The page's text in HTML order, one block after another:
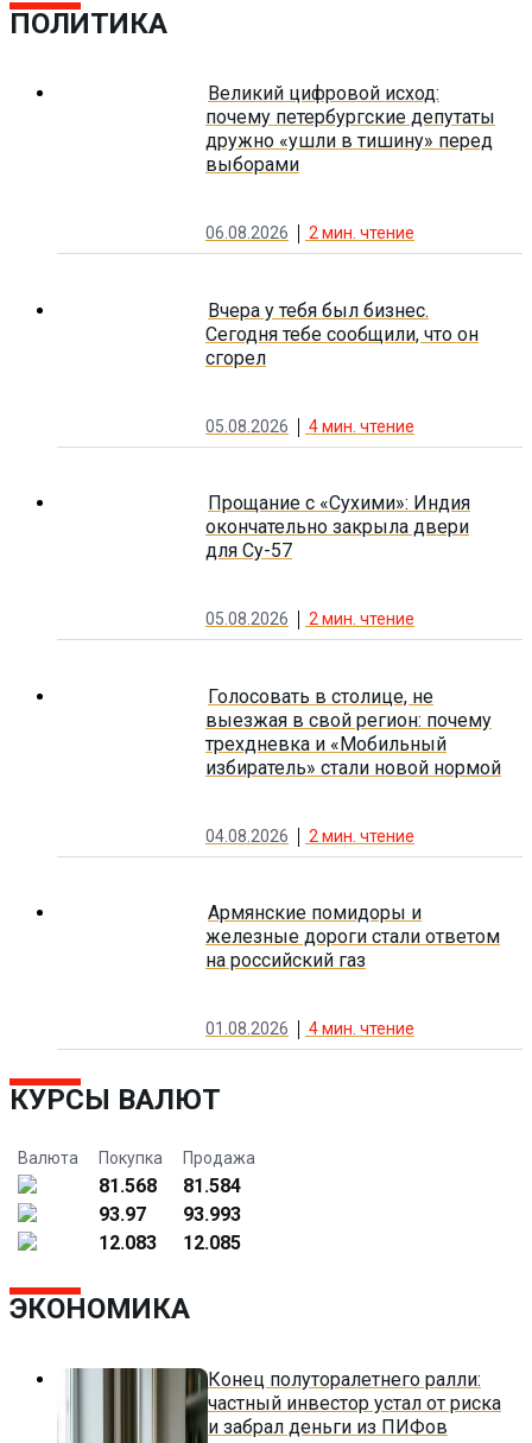
ПОЛИТИКА
Великий цифровой исход:
почему петербургские депутаты
дружно «ушли в тишину» перед
выборами
06.08.2026 2мин. чтение
Вчера у тебя был бизнес.
Сегодня тебе сообщили, что он
сгорел
05.08.2026 4мин. чтение
Прощание с «Сухими»: Индия
окончательно закрыла двери
для Су-57
05.08.2026 2мин. чтение
Голосовать в столице, не
выезжая в свой регион: почему
трехдневка и «Мобильный
избиратель» стали новой нормой
04.08.2026 2 мин. чтение
Армянские помидоры и
железные дороги стали ответом
на российский газ
01.08.2026 4мин. чтение
КУРСЫ ВАЛЮТ
Валюта Покупка Продажа
81.568
81.584
93.97
93.993
12.083
12.085
ЭКОНОМИКА
Конец полуторалетнего ралли:
частный инвестор устал от риска
и забрал деньги из ПИФов